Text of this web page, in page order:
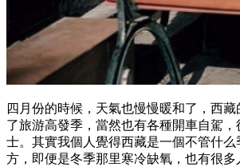
四月份的時候，天氣也慢慢暖和了，西
了旅游高發季，當然也有各種開車自駕，
士。其實我個人覺得西藏是一個不管什
方，即便是冬季那里寒冷缺氧，也有很